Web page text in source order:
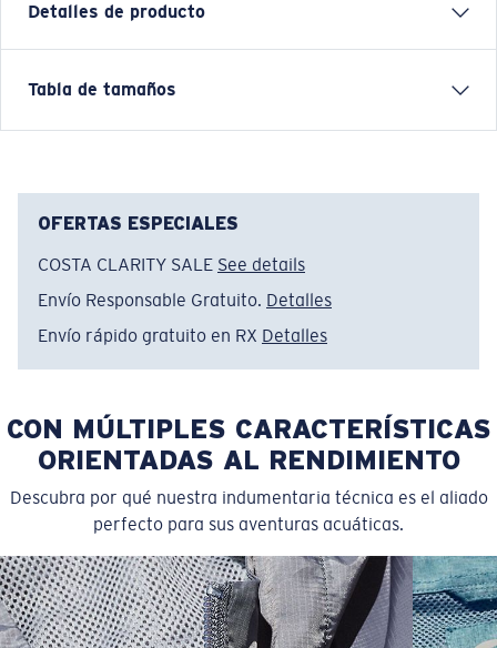
Detalles de producto
Sun Blocks Tech F
• Women's Cut
• 100% Polyester
Tumble dry low. Iron inside out on low setting. Do not
use bleach. Do not dry clean
Nombre del modelo:Sun Blocks Tech F
Artículo n.°:FQA500208-100
Tamaño:XL
Tabla de tamaños
OFERTAS ESPECIALES
COSTA CLARITY SALE See details
Envío Responsable Gratuito. Detalles
Envío rápido gratuito en RX Detalles
CON MÚLTIPLES CARACTERÍSTICAS
ORIENTADAS AL RENDIMIENTO
Descubra por qué nuestra indumentaria técnica es el aliado
perfecto para sus aventuras acuáticas.